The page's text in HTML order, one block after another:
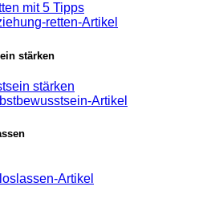
mit 5 Tipps
retten-Artikel
stärken
stärken
Artikel
Artikel